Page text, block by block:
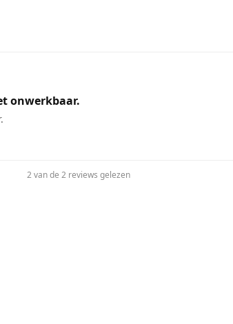
onwerkbaar.
2 van de 2 reviews gelezen